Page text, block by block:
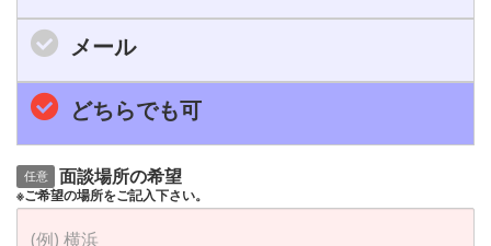
メール
どちらでも可
任意 面談場所の希望
※ご希望の場所をご記入下さい。